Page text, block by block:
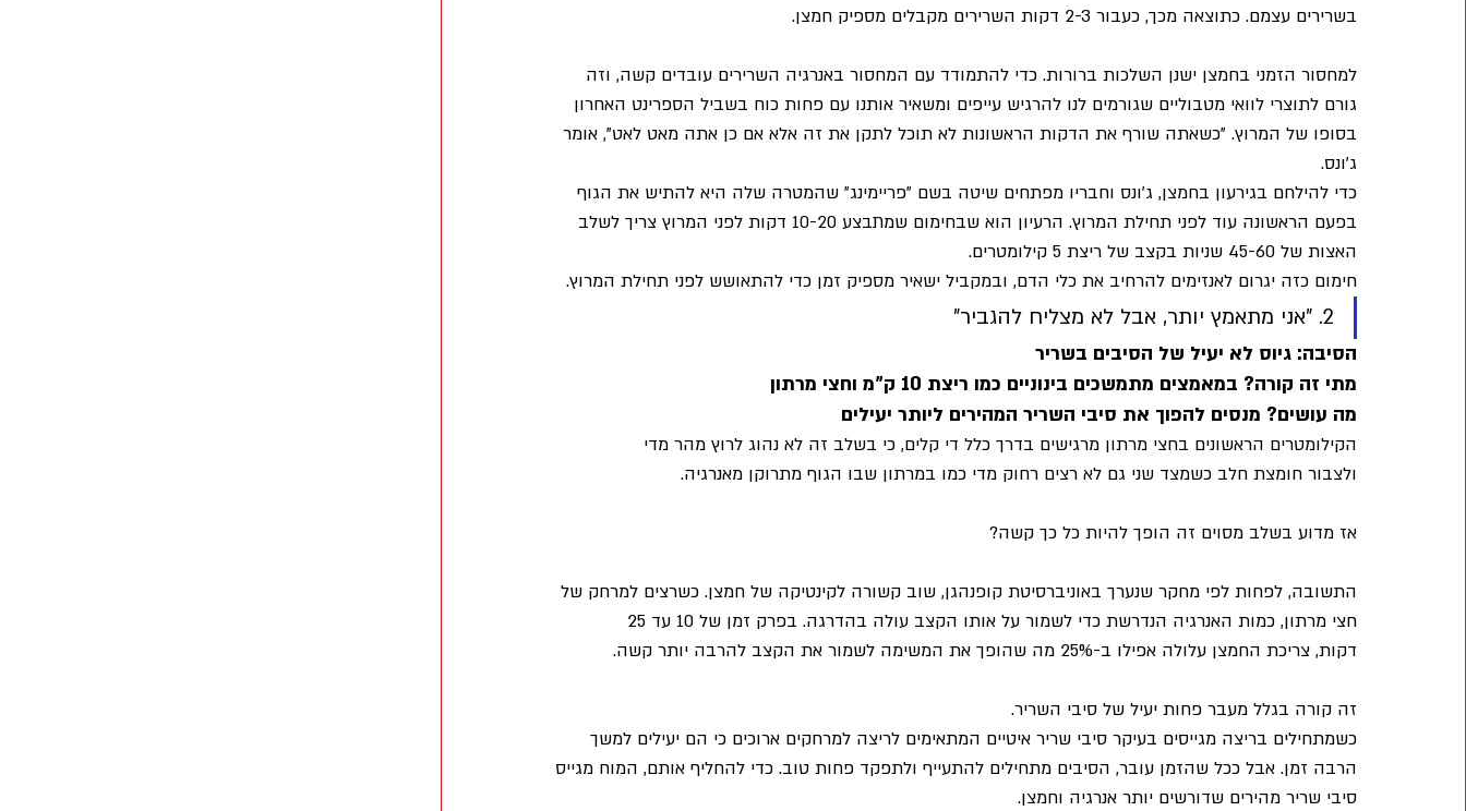
בשרירים עצמם. כתוצאה מכך, כעבור 2-3 דקות השרירים מקבלים מספיק חמצן.
למחסור הזמני בחמצן ישנן השלכות ברורות. כדי להתמודד עם המחסור באנרגיה השרירים עובדים קשה, וזה
גורם לתוצרי לוואי מטבוליים שגורמים לנו להרגיש עייפים ומשאיר אותנו עם פחות כוח בשביל הספרינט האחרון
בסופו של המרוץ. "כשאתה שורף את הדקות הראשונות לא תוכל לתקן את זה אלא אם כן אתה מאט לאט", אומר
ג'ונס.
כדי להילחם בגירעון בחמצן, ג'ונס וחבריו מפתחים שיטה בשם "פריימינג" שהמטרה שלה היא להתיש את הגוף
בפעם הראשונה עוד לפני תחילת המרוץ. הרעיון הוא שבחימום שמתבצע 10-20 דקות לפני המרוץ צריך לשלב
האצות של 45-60 שניות בקצב של ריצת 5 קילומטרים.
חימום כזה יגרום לאנזימים להרחיב את כלי הדם, ובמקביל ישאיר מספיק זמן כדי להתאושש לפני תחילת המרוץ.
2. "אני מתאמץ יותר, אבל לא מצליח להגביר"
הסיבה: גיוס לא יעיל של הסיבים בשריר
מתי זה קורה? במאמצים מתמשכים בינוניים כמו ריצת 10 ק"מ וחצי מרתון
מה עושים? מנסים להפוך את סיבי השריר המהירים ליותר יעילים
הקילומטרים הראשונים בחצי מרתון מרגישים בדרך כלל די קלים, כי בשלב זה לא נהוג לרוץ מהר מדי
ולצבור חומצת חלב כשמצד שני גם לא רצים רחוק מדי כמו במרתון שבו הגוף מתרוקן מאנרגיה.
אז מדוע בשלב מסוים זה הופך להיות כל כך קשה?
התשובה, לפחות לפי מחקר שנערך באוניברסיטת קופנהגן, שוב קשורה לקינטיקה של חמצן. כשרצים למרחק של
דקות, צריכת החמצן עלולה אפילו ב-25% מה שהופך את המשימה לשמור את הקצב להרבה יותר קשה.
זה קורה בגלל מעבר פחות יעיל של סיבי השריר.
כשמתחילים בריצה מגייסים בעיקר סיבי שריר איטיים המתאימים לריצה למרחקים ארוכים כי הם יעילים למשך
הרבה זמן. אבל ככל שהזמן עובר, הסיבים מתחילים להתעייף ולתפקד פחות טוב. כדי להחליף אותם, המוח מגייס
סיבי שריר מהירים שדורשים יותר אנרגיה וחמצן.